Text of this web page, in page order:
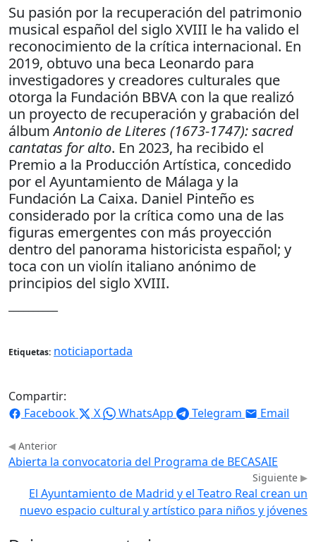
Su pasión por la recuperación del patrimonio
musical español del siglo XVIII le ha valido el
reconocimiento de la crítica internacional. En
2019, obtuvo una beca Leonardo para
investigadores y creadores culturales que
otorga la Fundación BBVA con la que realizó
un proyecto de recuperación y grabación del
álbumAntonio de Literes (1673-1747): sacred
cantatas for alto. En 2023, ha recibido el
Premio a la Producción Artística, concedido
por el Ayuntamiento de Málaga y la
Fundación La Caixa. Daniel Pinteño es
considerado por la crítica como una de las
figuras emergentes con más proyección
dentro del panorama historicista español; y
toca con un violín italiano anónimo de
principios del siglo XVIII.
Etiquetas: noticiaportada
Compartir:
Facebook
X WhatsApp Telegram Email
Anterior
Abierta la convocatoria del Programa de BECASAIE
Siguiente
El Ayuntamiento de Madrid y el Teatro Real crean un
nuevo espacio cultural y artístico para niños y jóvenes